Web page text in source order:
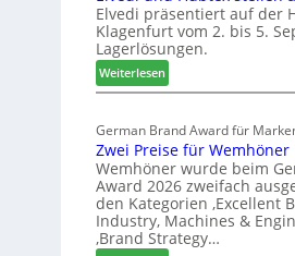
e
r
ö
r
t
e
t
Z
u
k
u
n
n
i
g
p
a
s
t
F
ü
h
r
u
Elvedi präsentiert auf der
Klagenfurt vom 2. bis 5.
Lagerlösungen.
Weiterlesen:
E
v
e
d
i
u
n
d
German Brand Award für
Zwei Preise für Wemhöner
Wemhöner wurde beim
Award 2026 zweifach
den Kategorien ‚Excellent
Industry, Machines &
‚Brand Strategy…